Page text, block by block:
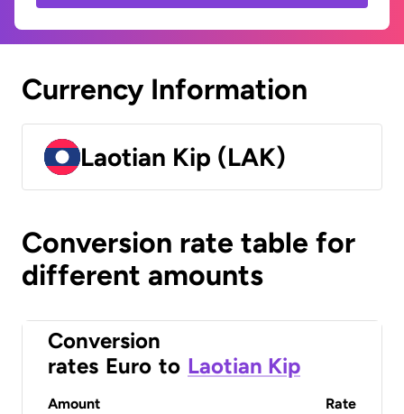
Currency Information
Laotian Kip (LAK)
Conversion rate table for
different amounts
Conversion
rates Euro to Laotian Kip
Amount Rate